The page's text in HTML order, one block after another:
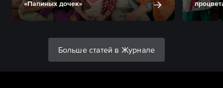
«Папиных дочек»
Больше статей в Журнале